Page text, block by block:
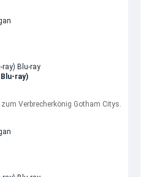
ray)
Verbrecherkönig Gotham Citys.